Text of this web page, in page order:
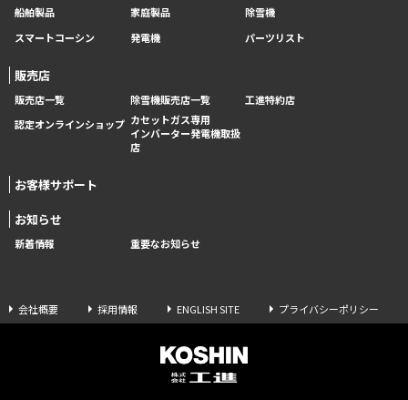
船舶製品
家庭製品
除雪機
スマートコーシン
発電機 パーツリスト
販売店
販売店一覧 除雪機販売店一覧
工進特約店
認定オンラインショップ カセットガス専用
インバーター発電機取扱
店
お客様サポート
お知らせ
新着情報 重要なお知らせ
会社概要 採用情報 ENGLISH SITE プライバシーポリシー